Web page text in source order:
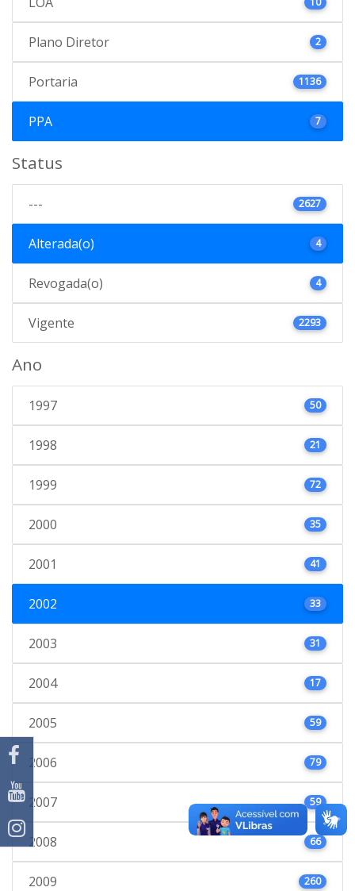
Plano Diretor 2
Portaria 1136
PPA 7
Status
--- 2627
Alterada(o) 4
Revogada(o) 4
Vigente 2293
Ano
1997 50
1998 21
1999 72
2000 35
2001 41
2002 33
2003 31
2004 17
2005 59
2006 79
2007 59
2008 66
2009 260